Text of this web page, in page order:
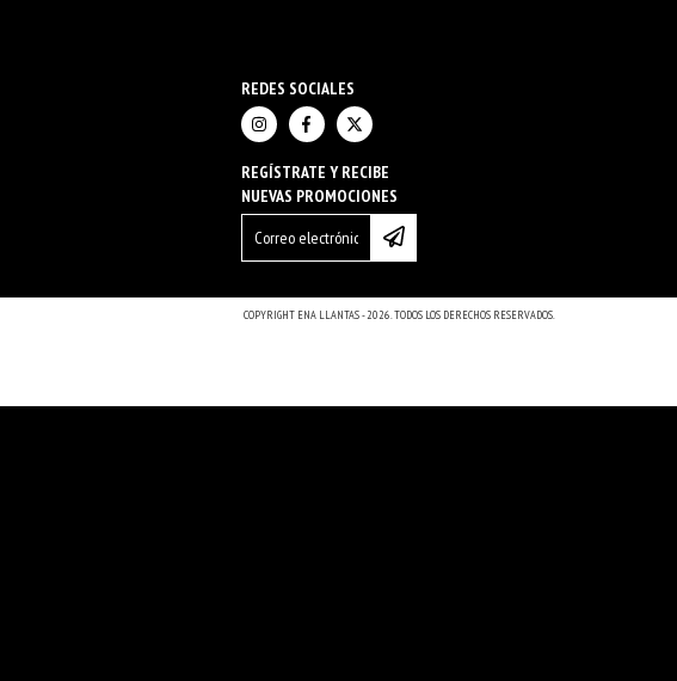
REDES SOCIALES
REGÍSTRATE Y RECIBE
NUEVAS PROMOCIONES
COPYRIGHT ENA LLANTAS - 2026. TODOS LOS DERECHOS RESERVADOS.